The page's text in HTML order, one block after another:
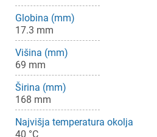
Globina (mm)
17.3 mm
Višina (mm)
69 mm
Širina (mm)
168 mm
Najvišja temperatura okolja
40 °C